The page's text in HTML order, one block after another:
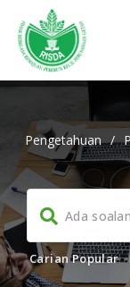
Pengetahuan /
Carian Popular